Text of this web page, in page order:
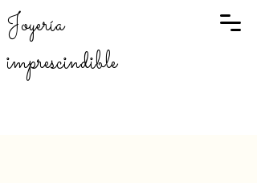
Joyería
imprescindible